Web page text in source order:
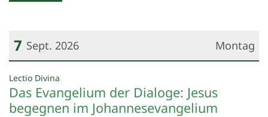
Montag
7 Sept. 2026
Datum: 7. September 2026
Lectio Divina
Das Evangelium der Dialoge: Jesus
begegnen im Johannesevangelium